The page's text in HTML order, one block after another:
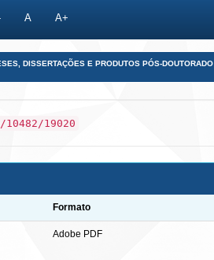
A A+
DISSERTAÇÕES E PRODUTOS PÓS-DOUTORADO
19020
Formato
Adobe PDF